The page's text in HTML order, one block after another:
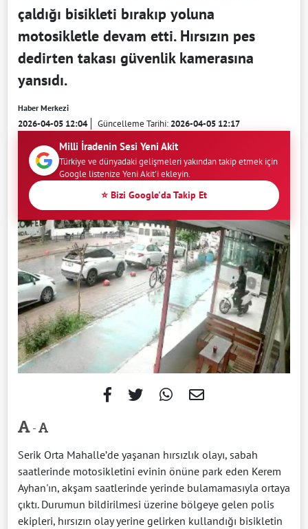
çaldığı bisikleti bırakıp yoluna
motosikletle devam etti. Hırsızın pes
dedirten takası güvenlik kamerasına
yansıdı.
Haber Merkezi
2026-04-05 12:04 Güncelleme Tarihi:2026-04-05 12:17
Milli İradenin Sesi Yeni Akit
Türkiye ve dünyadaki gelişmeleri yakından takip etmek için
Google listenize Yeni Akit'i ekleyin.
⭐ Bizi Google'da Takip Et
-
Serik Orta Mahalle’de yaşanan hırsızlık olayı, sabah
saatlerinde motosikletini evinin önüne park eden Kerem
Ayhan'ın, akşam saatlerinde yerinde bulamamasıyla ortaya
çıktı. Durumun bildirilmesi üzerine bölgeye gelen polis
ekipleri, hırsızın olay yerine gelirken kullandığı bisikletin